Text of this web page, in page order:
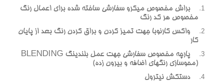
براش مخصوص ميکرو سفارشي ساخته شده براي اعمال رنگ
مخصوص هر کد رنگ
واکس کارنوبا جهت تميز کردن و براق کردن رنگ بعد از پايان
کار
پارچه مخصوص سفارشي جهت عمل بلندينگ BLENDING
(محوسازي رنگهاي اضافه و بيرون زده)
دستکش نيترول